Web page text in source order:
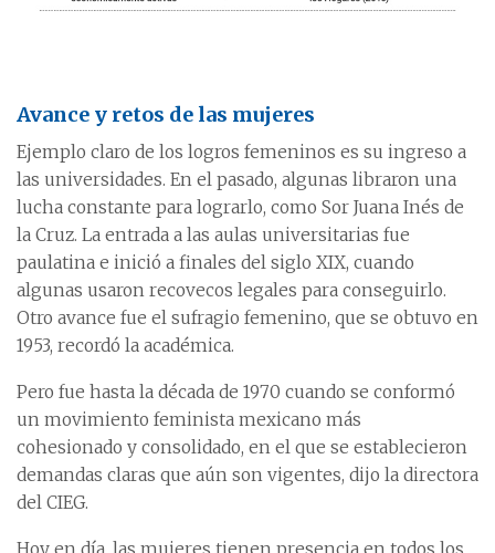
Avance y retos de las mujeres
Ejemplo claro de los logros femeninos es su ingreso a
las universidades. En el pasado, algunas libraron una
lucha constante para lograrlo, como Sor Juana Inés de
la Cruz. La entrada a las aulas universitarias fue
paulatina e inició a finales del siglo XIX, cuando
algunas usaron recovecos legales para conseguirlo.
Otro avance fue el sufragio femenino, que se obtuvo en
1953, recordó la académica.
Pero fue hasta la década de 1970 cuando se conformó
un movimiento feminista mexicano más
cohesionado y consolidado, en el que se establecieron
demandas claras que aún son vigentes, dijo la directora
del CIEG.